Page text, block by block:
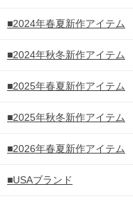
■2024年春夏新作アイテム
■2024年秋冬新作アイテム
■2025年春夏新作アイテム
■2025年秋冬新作アイテム
■2026年春夏新作アイテム
■USAブランド